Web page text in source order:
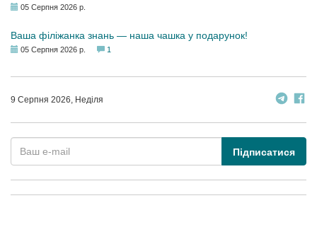
05 Серпня 2026 р.
Ваша філіжанка знань — наша чашка у подарунок!
05 Серпня 2026 р. 1
9 Серпня 2026, Неділя
Підписатися